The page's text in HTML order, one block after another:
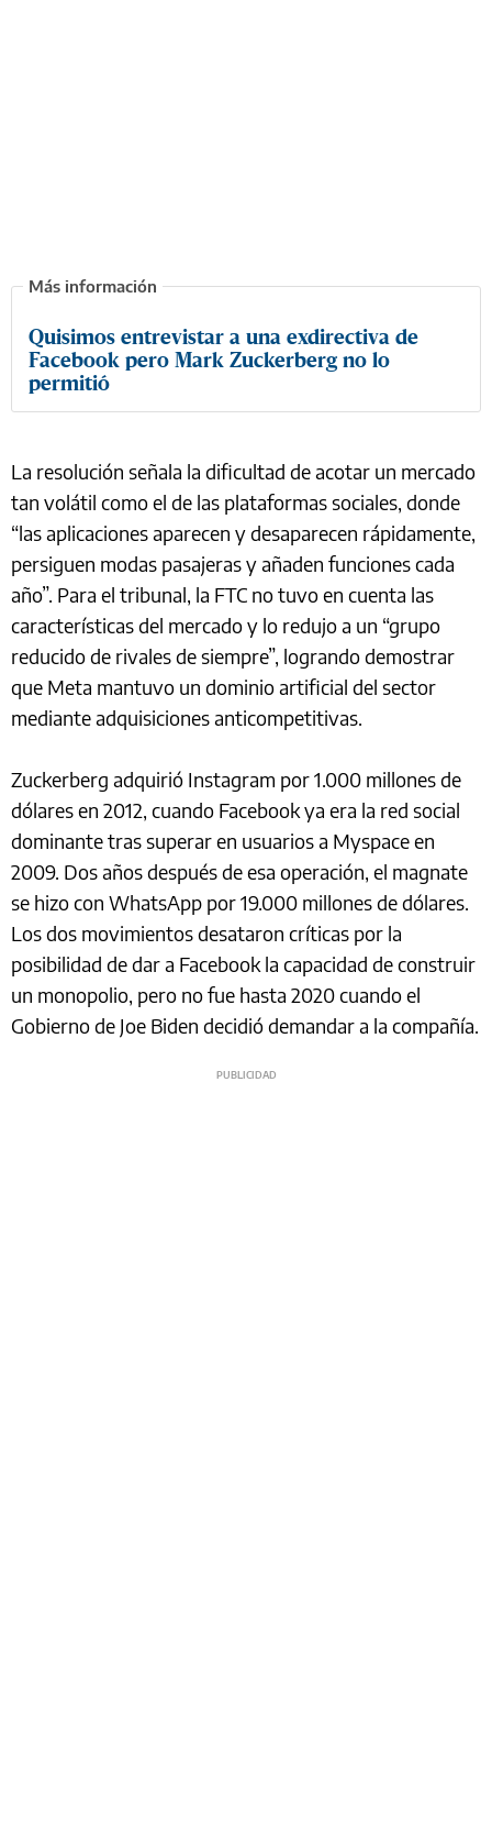
Quisimos entrevistar a una exdirectiva de
Facebook pero Mark Zuckerberg no lo
permitió
La resolución señala la dificultad de acotar un mercado
tan volátil como el de las plataformas sociales, donde
“las aplicaciones aparecen y desaparecen rápidamente,
persiguen modas pasajeras y añaden funciones cada
año”. Para el tribunal, la FTC no tuvo en cuenta las
características del mercado y lo redujo a un “grupo
reducido de rivales de siempre”, logrando demostrar
que Meta mantuvo un dominio artificial del sector
mediante adquisiciones anticompetitivas.
Zuckerberg adquirió Instagram por 1.000 millones de
dólares en 2012, cuando Facebook ya era la red social
dominante tras superar en usuarios a Myspace en
2009. Dos años después de esa operación, el magnate
se hizo con WhatsApp por 19.000 millones de dólares.
Los dos movimientos desataron críticas por la
posibilidad de dar a Facebook la capacidad de construir
un monopolio, pero no fue hasta 2020 cuando el
Gobierno de Joe Biden decidió demandar a la compañía.